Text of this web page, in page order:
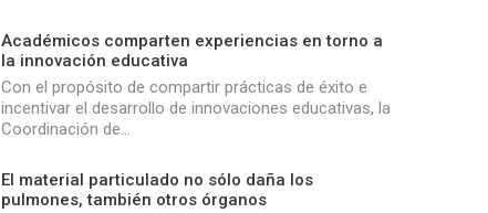
Académicos comparten experiencias en torno a
la innovación educativa
Con el propósito de compartir prácticas de éxito e
incentivar el desarrollo de innovaciones educativas, la
Coordinación de…
El material particulado no sólo daña los
pulmones, también otros órganos